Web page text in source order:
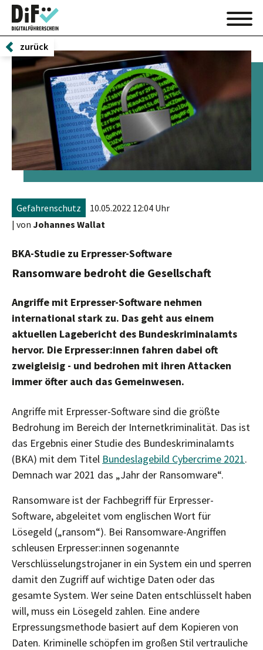
zurück
Gefahrenschutz
10.05.2022 12:04 Uhr
| von Johannes Wallat
BKA-Studie zu Erpresser-Software
Ransomware bedroht die Gesellschaft
Angriffe mit Erpresser-Software nehmen
international stark zu. Das geht aus einem
aktuellen Lagebericht des Bundeskriminalamts
hervor. Die Erpresser:innen fahren dabei oft
zweigleisig - und bedrohen mit ihren Attacken
immer öfter auch das Gemeinwesen.
Angriffe mit Erpresser-Software sind die größte
Bedrohung im Bereich der Internetkriminalität. Das ist
das Ergebnis einer Studie des Bundeskriminalamts
(BKA) mit dem Titel Bundeslagebild Cybercrime 2021.
Demnach war 2021 das „Jahr der Ransomware“.
Ransomware ist der Fachbegriff für Erpresser-
Software, abgeleitet vom englischen Wort für
Lösegeld („ransom“). Bei Ransomware-Angriffen
schleusen Erpresser:innen sogenannte
Verschlüsselungstrojaner in ein System ein und sperren
damit den Zugriff auf wichtige Daten oder das
gesamte System. Wer seine Daten entschlüsselt haben
will, muss ein Lösegeld zahlen. Eine andere
Erpressungsmethode basiert auf dem Kopieren von
Daten. Kriminelle schöpfen im großen Stil vertrauliche